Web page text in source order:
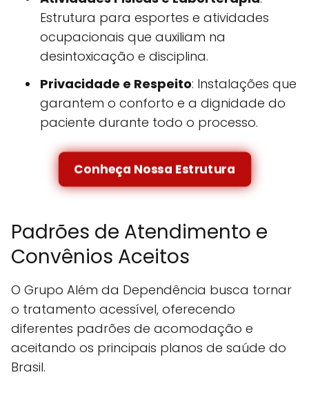
Estrutura para esportes e atividades
ocupacionais que auxiliam na
desintoxicação e disciplina.
Privacidade e Respeito: Instalações que
garantem o conforto e a dignidade do
paciente durante todo o processo.
Conheça Nossa Estrutura
Padrões de Atendimento e
Convênios Aceitos
O Grupo Além da Dependência busca tornar
o tratamento acessível, oferecendo
diferentes padrões de acomodação e
aceitando os principais planos de saúde do
Brasil.